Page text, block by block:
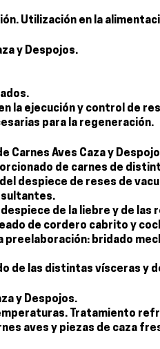
Utilización en la
y Despojos.
la ejecución y control de
para la regeneración.
Carnes Aves Caza y
de carnes de
despiece de reses de
de la liebre y de las
de cordero cabrito y
preelaboración: bridado
de las distintas vísceras y
y Despojos.
Tratamiento
aves y piezas de caza